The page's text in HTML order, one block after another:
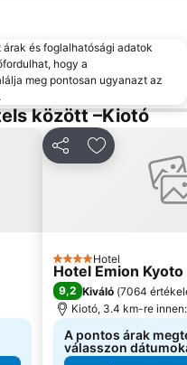
és foglalhatósági adatok
hogy a
meg pontosan ugyanazt az
között –Kiotó
MegosztásHozzáadás
4 Kategória
Hotel
Hotel Emion Kyoto
9,2 Kiváló (7064
Kiotó, 3.4 km-re
A pontos árak
válasszon